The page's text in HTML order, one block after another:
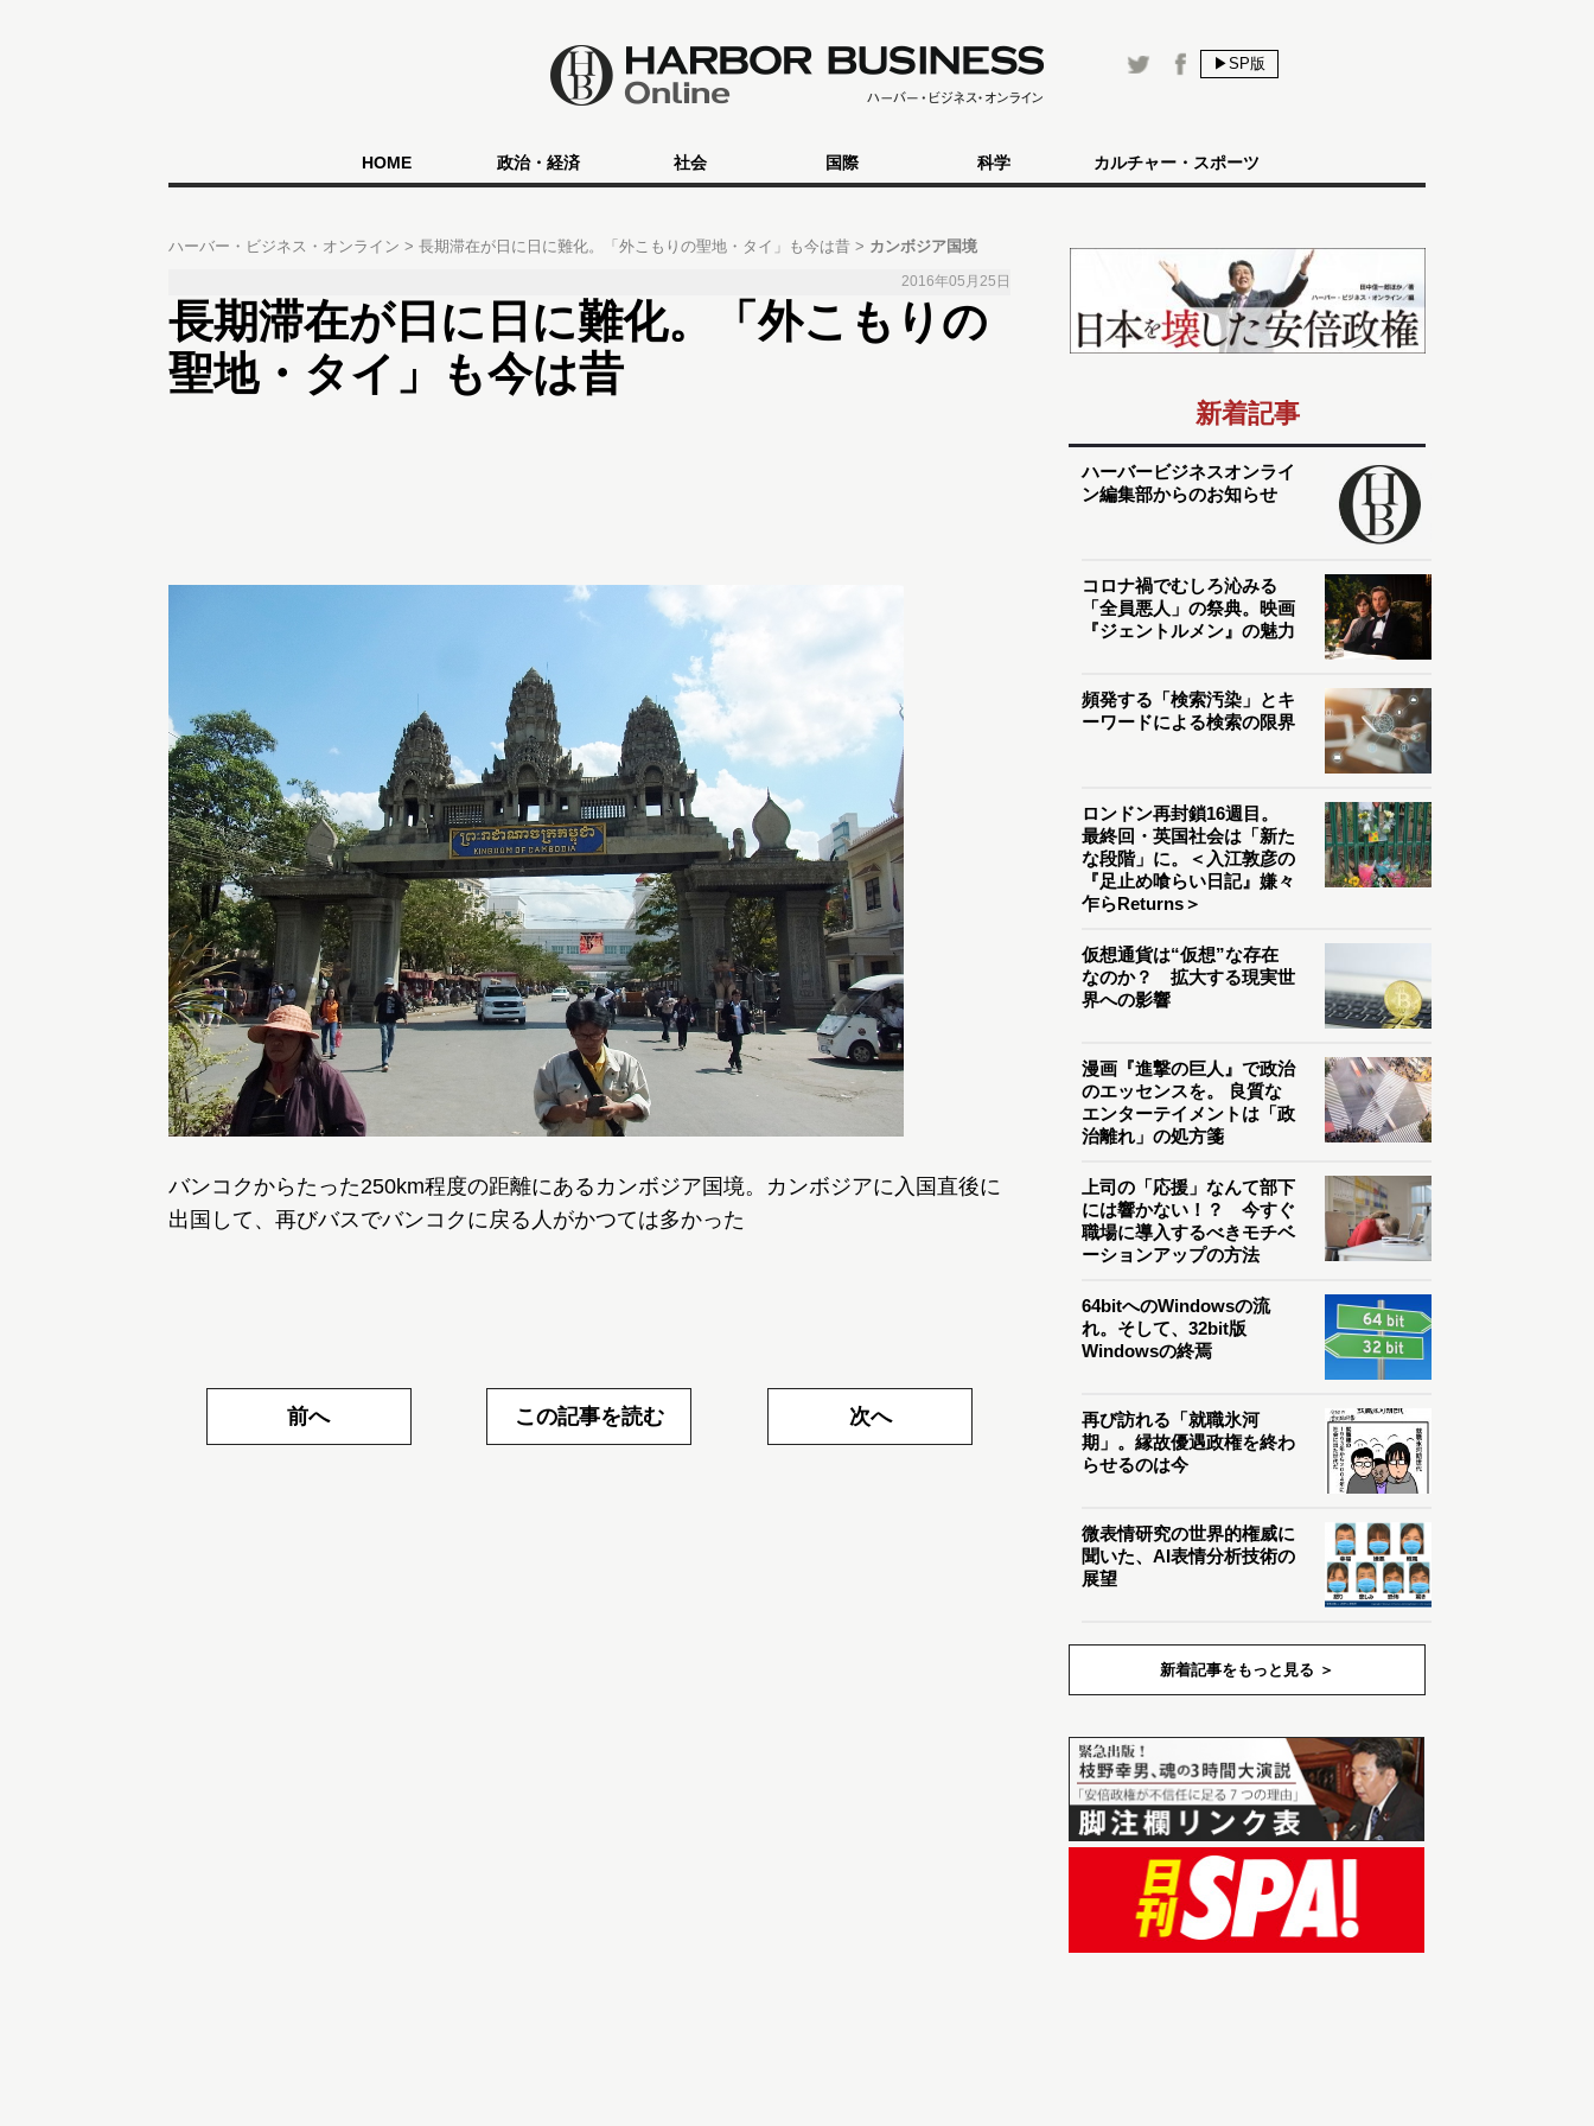
▶SP版
HOME 政治・経済 社会 国際 科学 カルチャー・スポーツ
ハーバー・ビジネス・オンライン 長期滞在が日に日に難化。「外こもりの聖地・タイ」も今は昔 カンボジア国境
2016年05月25日
長期滞在が日に日に難化。「外こもりの
聖地・タイ」も今は昔
バンコクからたった250km程度の距離にあるカンボジア国境。カンボジアに入国直後に
出国して、再びバスでバンコクに戻る人がかつては多かった
前へ この記事を読む 次へ
新着記事
ハーバービジネスオンライ
ン編集部からのお知らせ
コロナ禍でむしろ沁みる
「全員悪人」の祭典。映画
『ジェントルメン』の魅力
頻発する「検索汚染」とキ
ーワードによる検索の限界
ロンドン再封鎖16週目。
最終回・英国社会は「新た
な段階」に。＜入江敦彦の
『足止め喰らい日記』嫌々
乍らReturns＞
仮想通貨は“仮想”な存在
なのか？ 拡大する現実世
界への影響
漫画『進撃の巨人』で政治
のエッセンスを。 良質な
エンターテイメントは「政
治離れ」の処方箋
上司の「応援」なんて部下
には響かない！？ 今すぐ
職場に導入するべきモチベ
ーションアップの方法
64bitへのWindowsの流
れ。そして、32bit版
Windowsの終焉
再び訪れる「就職氷河
期」。縁故優遇政権を終わ
らせるのは今
微表情研究の世界的権威に
聞いた、AI表情分析技術の
展望
新着記事をもっと見る